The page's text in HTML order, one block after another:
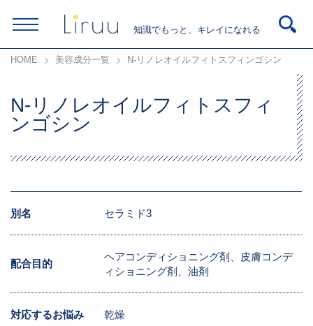
知識でもっと、キレイになれる
HOME 美容成分一覧 N-リノレオイルフィトスフィンゴシン
N-リノレオイルフィトスフィ
ンゴシン
別名 セラミド3
配合目的
ヘアコンディショニング剤、皮膚コンデ
ィショニング剤、油剤
対応するお悩み 乾燥